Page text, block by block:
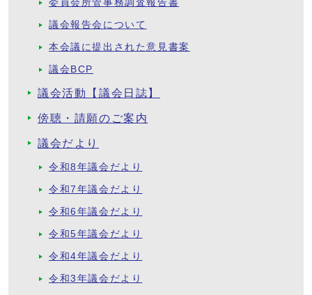
委員会所管事務調査報告書
議会報告会について
本会議に提出された意見書案
議会BCP
議会活動【議会日誌】
傍聴・請願のご案内
議会だより
令和8年議会だより
令和7年議会だより
令和6年議会だより
令和5年議会だより
令和4年議会だより
令和3年議会だより